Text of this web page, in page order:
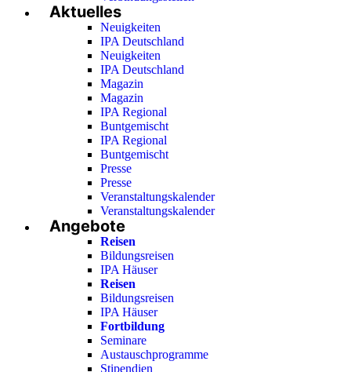
Aktuelles
Neuigkeiten
IPA Deutschland
Neuigkeiten
IPA Deutschland
Magazin
Magazin
IPA Regional
Buntgemischt
IPA Regional
Buntgemischt
Presse
Presse
Veranstaltungskalender
Veranstaltungskalender
Angebote
Reisen
Bildungsreisen
IPA Häuser
Reisen
Bildungsreisen
IPA Häuser
Fortbildung
Seminare
Austauschprogramme
Stipendien